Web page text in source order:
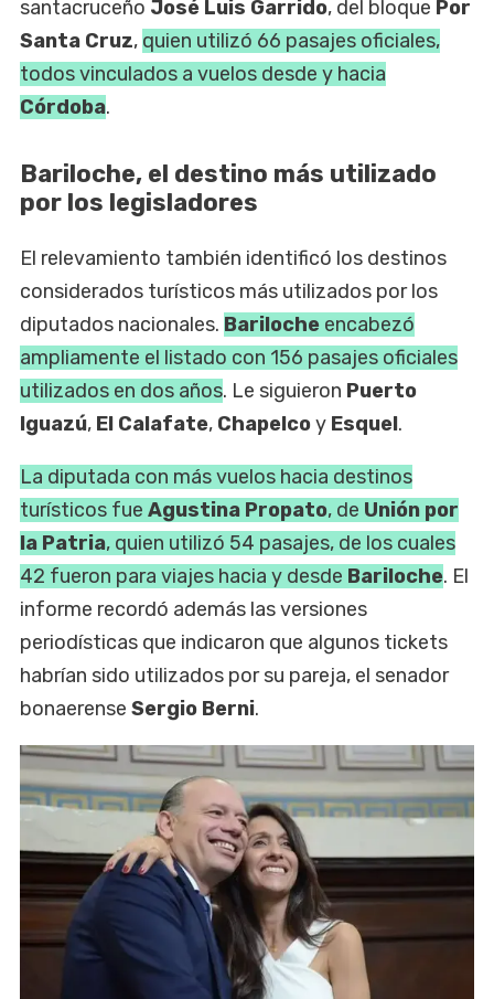
santacruceño José Luis Garrido, del bloque Por
Santa Cruz, quien utilizó 66 pasajes oficiales,
todos vinculados a vuelos desde y hacia
Córdoba.
Bariloche, el destino más utilizado
por los legisladores
El relevamiento también identificó los destinos
considerados turísticos más utilizados por los
diputados nacionales. Bariloche encabezó
ampliamente el listado con 156 pasajes oficiales
utilizados en dos años. Le siguieron Puerto
Iguazú, El Calafate, Chapelcoy Esquel.
La diputada con más vuelos hacia destinos
turísticos fue Agustina Propato, de Unión por
la Patria, quien utilizó 54 pasajes, de los cuales
42 fueron para viajes hacia y desde Bariloche. El
informe recordó además las versiones
periodísticas que indicaron que algunos tickets
habrían sido utilizados por su pareja, el senador
bonaerense Sergio Berni.